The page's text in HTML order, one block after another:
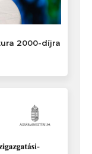
2000-díjra